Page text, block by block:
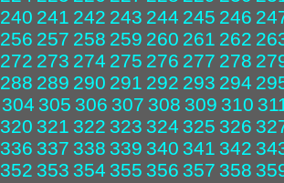
240 241 242 243 244 245 246
256 257 258 259 260 261 262
272 273 274 275 276 277 278
288 289 290 291 292 293 294
304 305 306 307 308 309 310
320 321 322 323 324 325 326
336 337 338 339 340 341 342
352 353 354 355 356 357 358